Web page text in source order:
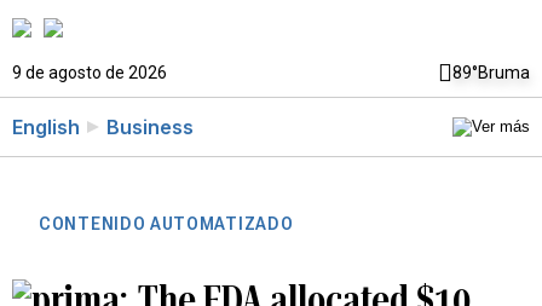
9 de agosto de 2026 89°Bruma
English Business
CONTENIDO AUTOMATIZADO